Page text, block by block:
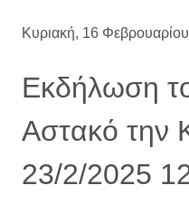
Κυριακή, 16
Εκδήλωση
Αστακό την
23/2/2025